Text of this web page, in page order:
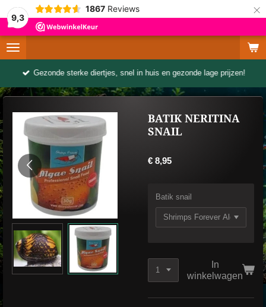
9,3
1867 Reviews ×
Gezonde sterke diertjes, snel in huis en gezonde lage prijzen!
BATIK NERITINA
SNAIL
€ 8,95
Batik snail
In
winkelwagen